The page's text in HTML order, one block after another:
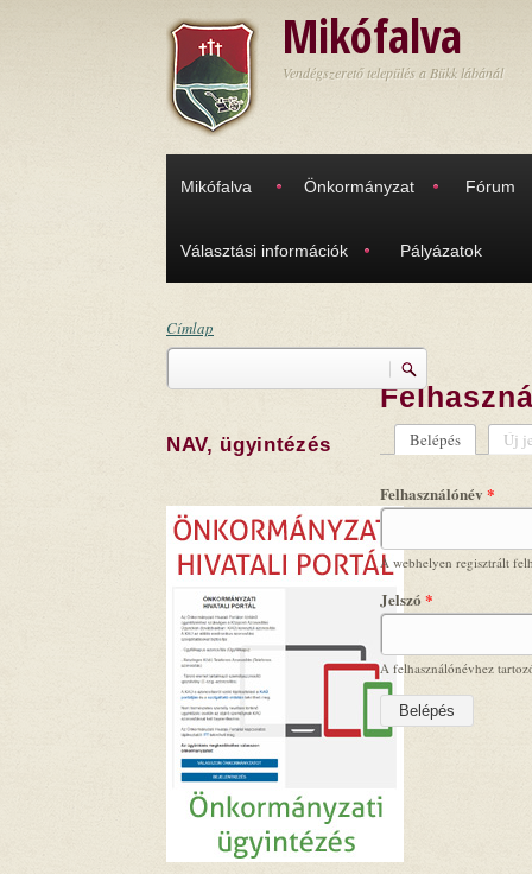
Mikófalva
Vendégszerető település a Bükk lábánál
Mikófalva Önkormányzat Fórum
Választási információk Pályázatok
Címlap
Keresés
NAV, ügyintézés Belépés (aktív fül)
Új
Felhasználónév *
A webhelyen regisztrált
Jelszó *
A felhasználónévhez